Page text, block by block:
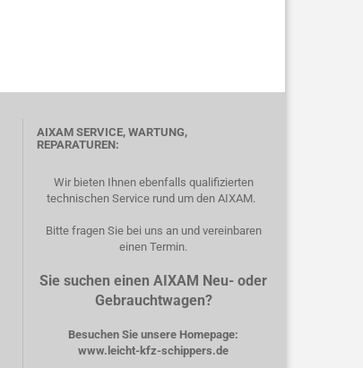
AIXAM SERVICE, WARTUNG,
REPARATUREN:
Wir bieten Ihnen ebenfalls qualifizierten
technischen Service rund um den AIXAM.
Bitte fragen Sie bei uns an und vereinbaren
einen Termin.
Sie suchen einen AIXAM Neu- oder
Gebrauchtwagen?
Besuchen Sie unsere Homepage:
www.leicht-kfz-schippers.de